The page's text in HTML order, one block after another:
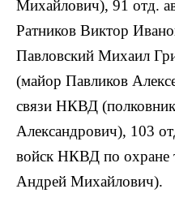
Михайлович), 91 отд.
Ратников Виктор
Павловский Михаил
(майор Павликов
связи НКВД
Александрович), 103
войск НКВД по охране
Андрей Михайлович).